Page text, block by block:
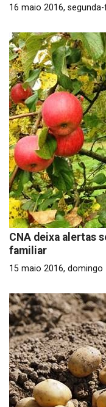
16 maio 2016,
CNA deixa alertas
familiar
15 maio 2016, domingo